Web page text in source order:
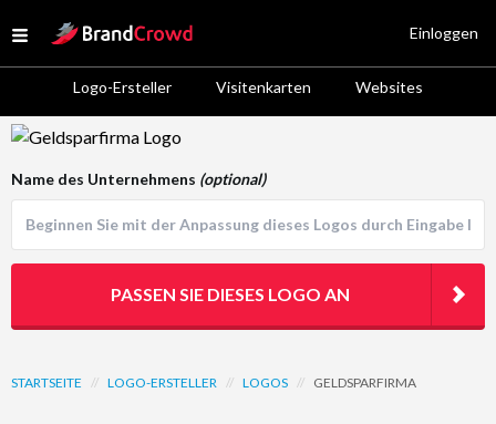
Open menu
Site Logo
Logo-Ersteller Visitenkarten Websites
Einloggen
Logo Template Preview
STARTSEITE // LOGO-ERSTELLER // LOGOS // GELDSPARFIRMA
Name des Unternehmens (optional)
PASSEN SIE DIESES LOGO AN